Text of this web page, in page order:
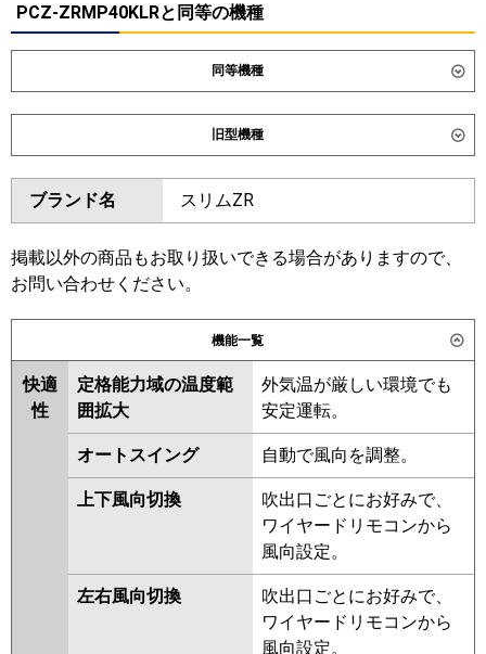
PCZ-ZRMP40KLRと同等の機種
同等機種
ダイキン SSRH40DT SSRH40DNT
SSRHU40DT
東芝 GCXA04013MUB GCXA04013XU
三菱電機 PCZ-ZRMP40K6 PCZ-
ZRMP40KL6
日立 RPC-GP40RGH8
FDEZ406H6S
パナソニック PA-P40T7GNC PA-P40T7GNCX
PA-P40T7GC
旧型機種
ダイキン SSRH40CT SSRH40CNT
SSRHU40CT
SSRH40BYNT SSRU40BYT
SSRU40BYNT SSRHU40BYT
SSRH40BJT
SSRHU40BJT
SSRH40BFNT SSRU40BFT
SSRU40BFNT SSRHU40BFT
SSRHU40BCT SSRH40BCT
SSRH40BCNT SSRU40BCT
SSRU40BCNT
RCXA04043MUB RCXA04043XU
RCXA04043MU
三菱電機 PCZ-ZRMP40K5 PCZ-
ZRMP40KL5 PCZ-ZRMP40K4
PCZ-ZRMP40KL4
PCZ-
ブランド名 スリムZR
掲載以外の商品もお取り扱いできる場合がありますので、
お問い合わせください。
機能一覧
快適
性
定格能力域の温度範
囲拡大
外気温が厳しい環境でも
安定運転。
オートスイング 自動で風向を調整。
上下風向切換
吹出口ごとにお好みで、
ワイヤードリモコンから
風向設定。
左右風向切換
吹出口ごとにお好みで、
ワイヤードリモコンから
風向設定。